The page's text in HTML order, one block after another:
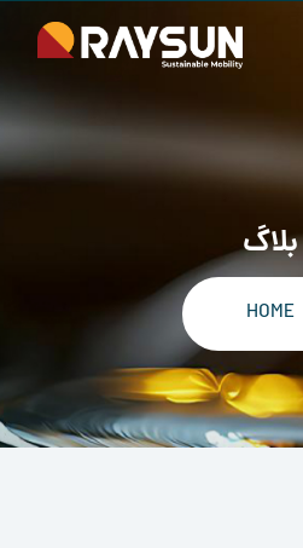
بلاگ
HOME